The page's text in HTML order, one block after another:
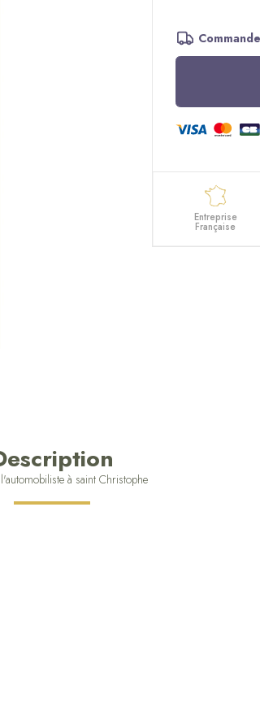
Entreprise
Française
à saint Christophe